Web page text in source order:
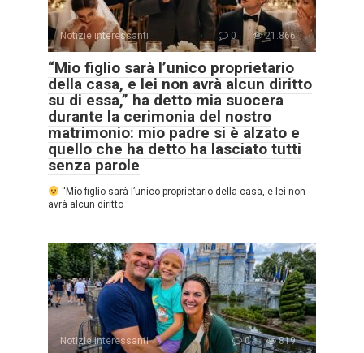
Notizie interessanti 0 21.866
“Mio figlio sarà l’unico proprietario
della casa, e lei non avrà alcun diritto
su di essa,” ha detto mia suocera
durante la cerimonia del nostro
matrimonio: mio padre si è alzato e
quello che ha detto ha lasciato tutti
senza parole
“Mio figlio sarà l’unico proprietario della casa, e lei non
avrà alcun diritto
Notizie interessanti 0 819